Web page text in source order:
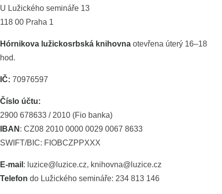
U Lužického semináře 13
118 00 Praha 1
Hórnikova lužickosrbská knihovna otevřena úterý 16–18
hod.
IČ: 70976597
Číslo účtu:
2900 678633 / 2010 (Fio banka)
IBAN : CZ08 2010 0000 0029 0067 8633
SWIFT/BIC: FIOBCZPPXXX
E-mail : luzice@luzice.cz, knihovna@luzice.cz
Telefon do Lužického semináře: 234 813 146